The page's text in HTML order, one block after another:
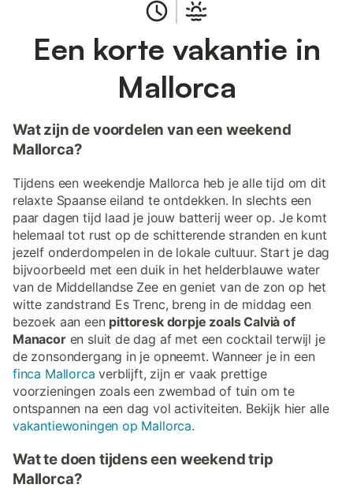
Een korte vakantie in
Mallorca
Wat zijn de voordelen van een weekend
Mallorca?
Tijdens een weekendje Mallorca heb je alle tijd om dit
relaxte Spaanse eiland te ontdekken. In slechts een
paar dagen tijd laad je jouw batterij weer op. Je komt
helemaal tot rust op de schitterende stranden en kunt
jezelf onderdompelen in de lokale cultuur. Start je dag
bijvoorbeeld met een duik in het helderblauwe water
van de Middellandse Zee en geniet van de zon op het
witte zandstrand Es Trenc, breng in de middag een
bezoek aan een pittoresk dorpje zoals Calvià of
Manacoren sluit de dag af met een cocktail terwijl je
de zonsondergang in je opneemt. Wanneer je in een
finca Mallorca verblijft, zijn er vaak prettige
voorzieningen zoals een zwembad of tuin om te
ontspannen na een dag vol activiteiten. Bekijk hier alle
vakantiewoningen op Mallorca.
Wat te doen tijdens een weekend trip
Mallorca?